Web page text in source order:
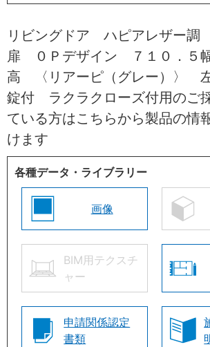
リビングドア ハピアレザー
扉 ０Ｐデザイン ７１０．５
高 〈リアーピ（グレー）〉
錠付 ラクラクローズ付用のご
ている方はこちらから製品の情
けます
各種データ・ライブラリー
画像
BIM用テクスチ
ャー
申請関係認定
書類